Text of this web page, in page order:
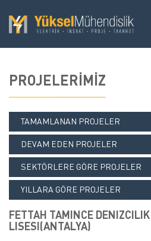
PROJELERİMİZ
TAMAMLANAN PROJELER
DEVAM EDEN PROJELER
SEKTÖRLERE GÖRE PROJELER
YILLARA GÖRE PROJELER
FETTAH TAMINCE
LISESI(ANTALYA)